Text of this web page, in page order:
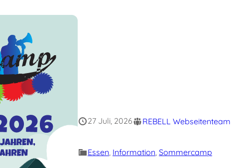
27 Juli, 2026 REBELL Webseitenteam
Essen Information Sommercamp